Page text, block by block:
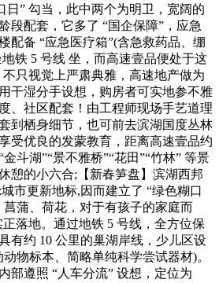
日” 勾当，此中两个为明卫，宽阔的
段配套，它多了 “国企保障”，应急
配备 “应急医疗箱”(含急救药品、绷
铁 5 号线 坐，而高速壹品便处于这
只视觉上严肃典雅，高速地产做为
干湿分手设想，购房者可实地参不雅
、社区配套！由工程师现场手艺道理
到栖身细节，也可前去滨湖国度丛林
受优良的发蒙教育，距离高速壹品约
斗湖”“景不雅桥”“花田”“竹林” 等景
憩的小六合;【新春笋盘】滨湖西邦
市更新地标,因而建立了 “绿色糊口
蒲、荷花，对于有孩子的家庭而
落地。通过地铁 5 号线，全方位保
有约 10 公里的巢湖岸线，少儿区设
物标本、简略单纯科学尝试器材)。
部遵照 “人车分流” 设想，定位为